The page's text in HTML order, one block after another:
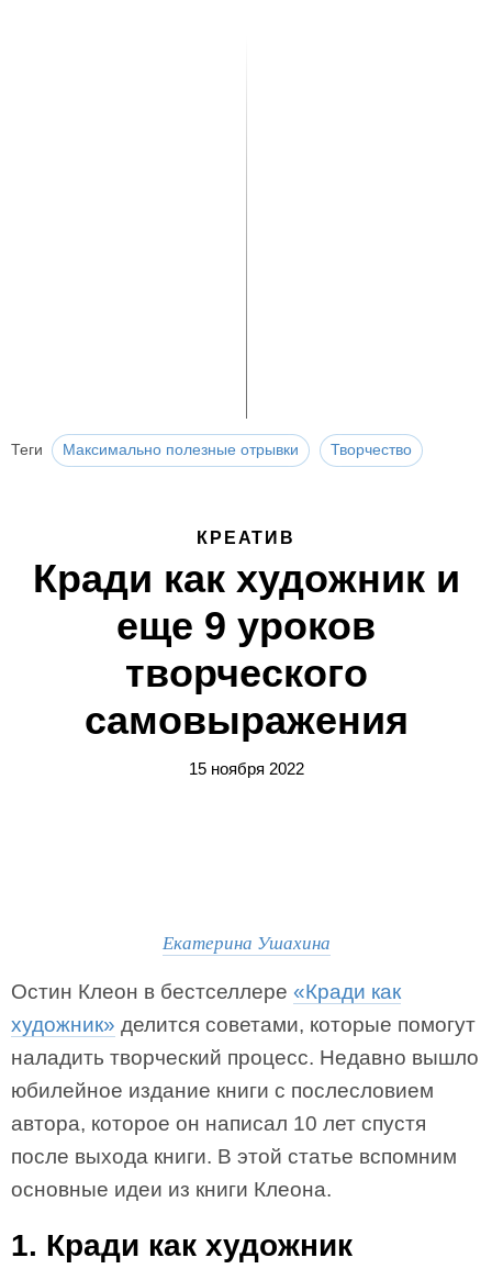
Теги Максимально полезные отрывки Творчество
КРЕАТИВ
Кради как художник и
еще 9 уроков
творческого
самовыражения
15 ноября 2022
Екатерина Ушахина
Остин Клеон в бестселлере «Кради как
художник» делится советами, которые помогут
наладить творческий процесс. Недавно вышло
юбилейное издание книги с послесловием
автора, которое он написал 10 лет спустя
после выхода книги. В этой статье вспомним
основные идеи из книги Клеона.
1. Кради как художник